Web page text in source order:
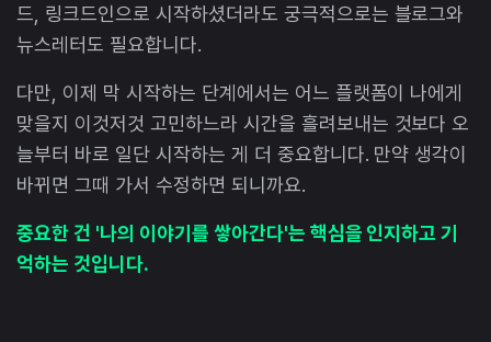
드, 링크드인으로 시작하셨더라도 궁극적으로는 블로그와
뉴스레터도 필요합니다.
다만, 이제 막 시작하는 단계에서는 어느 플랫폼이 나에게
맞을지 이것저것 고민하느라 시간을 흘려보내는 것보다 오
늘부터 바로 일단 시작하는 게 더 중요합니다. 만약 생각이
바뀌면 그때 가서 수정하면 되니까요.
중요한 건 '나의 이야기를 쌓아간다'는 핵심을 인지하고 기
억하는 것입니다.